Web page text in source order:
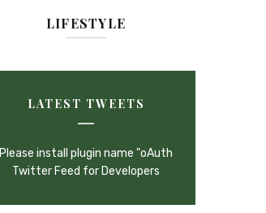
LIFESTYLE
LATEST TWEETS
Please install plugin name "oAuth
Twitter Feed for Developers